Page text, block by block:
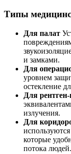
Типы
Для палат
и замками.
Для
уровнем
остекление
Для
излучения.
Для
которые
потока людей.